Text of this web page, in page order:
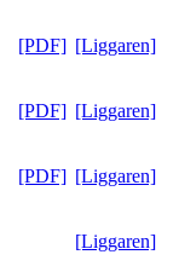
[PDF] [Liggaren]
[PDF] [Liggaren]
[PDF] [Liggaren]
[Liggaren]